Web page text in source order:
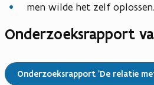
men wilde het zelf oplossen.
Onderzoeksrapport
Onderzoeksrapport 'De relatie